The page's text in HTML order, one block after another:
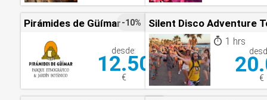
Pirámides de Güímar-10%
desde:
12.50
€
Silent Disco Adventure
1 hrs
€